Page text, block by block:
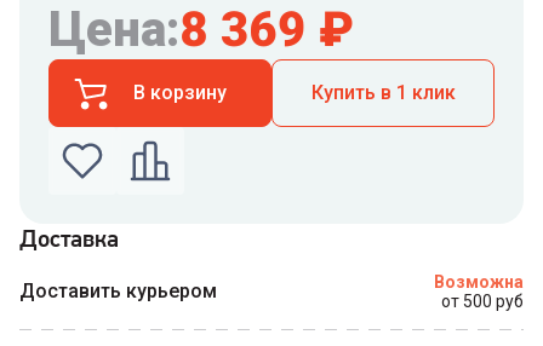
Цена:8 369 ₽
В корзину Купить в 1 клик
связаться с вами
Доставка
Доставить курьером
Возможна
от 500 руб